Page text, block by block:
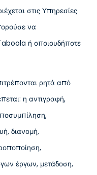
στις Υπηρεσίες
να
ή οποιουδήποτε
ρητά από
η αντιγραφή,
διανομή,
έργων, μετάδοση,